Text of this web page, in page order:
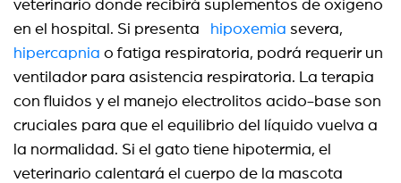
veterinario donde recibirá suplementos de oxígeno
en el hospital. Si presenta hipoxemia severa,
hipercapnia o fatiga respiratoria, podrá requerir un
ventilador para asistencia respiratoria. La terapia
con fluidos y el manejo electrolitos acido-base son
cruciales para que el equilibrio del líquido vuelva a
la normalidad. Si el gato tiene hipotermia, el
veterinario calentará el cuerpo de la mascota